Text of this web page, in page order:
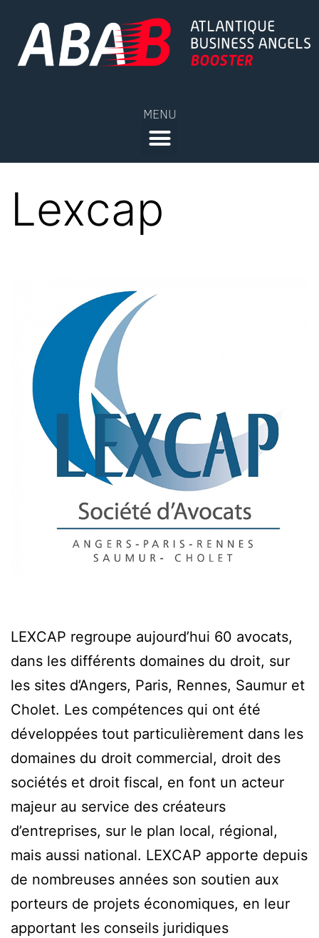
MENU
Lexcap
LEXCAP regroupe aujourd’hui 60 avocats,
dans les différents domaines du droit, sur
les sites d’Angers, Paris, Rennes, Saumur et
Cholet. Les compétences qui ont été
développées tout particulièrement dans les
domaines du droit commercial, droit des
sociétés et droit fiscal, en font un acteur
majeur au service des créateurs
d’entreprises, sur le plan local, régional,
mais aussi national. LEXCAP apporte depuis
de nombreuses années son soutien aux
porteurs de projets économiques, en leur
apportant les conseils juridiques